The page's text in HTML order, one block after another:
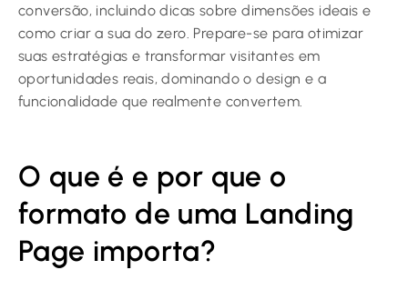
conversão, incluindo dicas sobre dimensões ideais e
como criar a sua do zero. Prepare-se para otimizar
suas estratégias e transformar visitantes em
oportunidades reais, dominando o design e a
funcionalidade que realmente convertem.
O que é e por que o
formato de uma Landing
Page importa?